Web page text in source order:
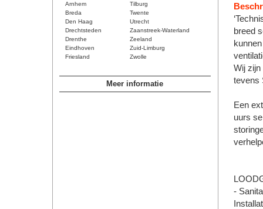
Arnhem
Tilburg
Breda
Twente
Den Haag
Utrecht
Drechtsteden
Zaanstreek-Waterland
Drenthe
Zeeland
Eindhoven
Zuid-Limburg
Friesland
Zwolle
Meer informatie
breed
Wij zijn
tevens
Een
uurs
-